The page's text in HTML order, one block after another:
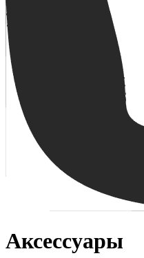
Аксессуары